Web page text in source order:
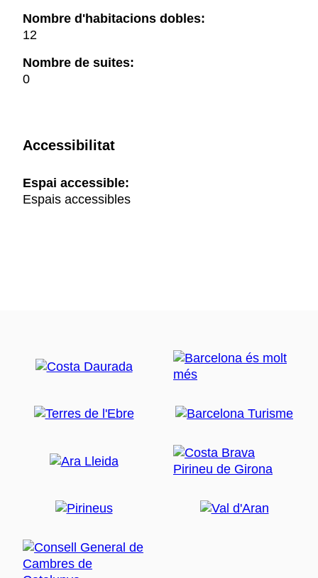
Nombre d'habitacions dobles:
12
Nombre de suites:
0
Accessibilitat
Espai accessible:
Espais accessibles